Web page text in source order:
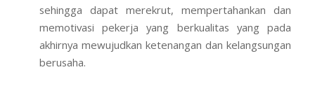
sehingga dapat merekrut, mempertahankan dan
memotivasi pekerja yang berkualitas yang pada
akhirnya mewujudkan ketenangan dan kelangsungan
berusaha.